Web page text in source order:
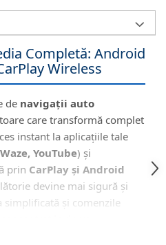
Completă: Android
Wireless
de navigații auto
care transformă complet
instant la aplicațiile tale
YouTube) și
prin CarPlay și Android
devine mai sigură și
și comenzile